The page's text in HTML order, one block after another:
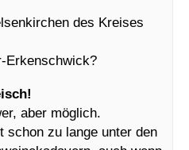
des Kreises
Erkenschwick?
aber möglich.
schon zu lange unter den